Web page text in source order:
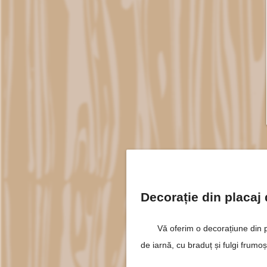
Decorație din placaj
Vă oferim o decorațiune din
de iarnă, cu braduț și fulgi